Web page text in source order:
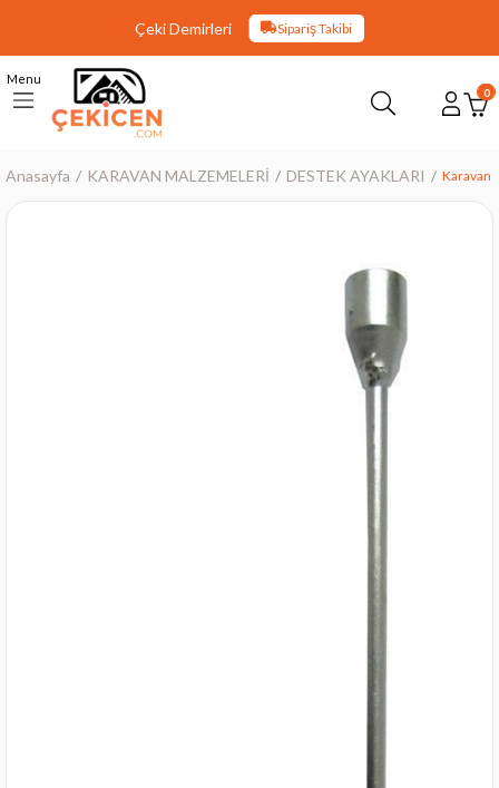
Çeki Demirleri Sipariş Takibi
Menu
0
Anasayfa KARAVAN MALZEMELERİ DESTEK AYAKLARI Karavan